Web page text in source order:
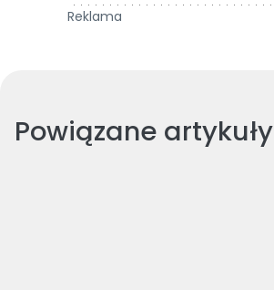
Reklama
Powiązane artykuły